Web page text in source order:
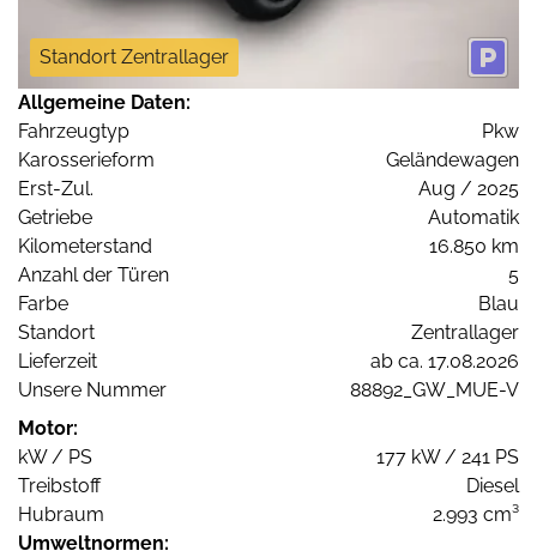
Standort Zentrallager
Allgemeine Daten:
Fahrzeugtyp
Pkw
Karosserieform
Geländewagen
Erst-Zul.
Aug / 2025
Getriebe
Automatik
Kilometerstand
16.850 km
Anzahl der Türen
5
Farbe
Blau
Standort
Zentrallager
Lieferzeit
ab ca. 17.08.2026
Unsere Nummer
88892_GW_MUE-V
Motor:
kW / PS
177 kW / 241 PS
Treibstoff
Diesel
Hubraum
2.993 cm³
Umweltnormen: